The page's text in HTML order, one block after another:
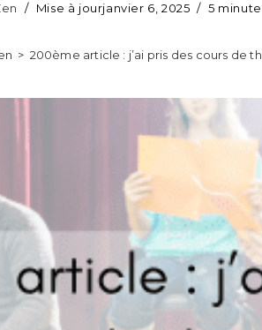
Mise à jourjanvier 6, 2025 5
> 200ème article : j’ai pris des cours de